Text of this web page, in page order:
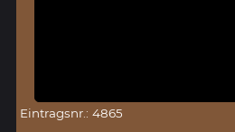
Eintragsnr.: 4865